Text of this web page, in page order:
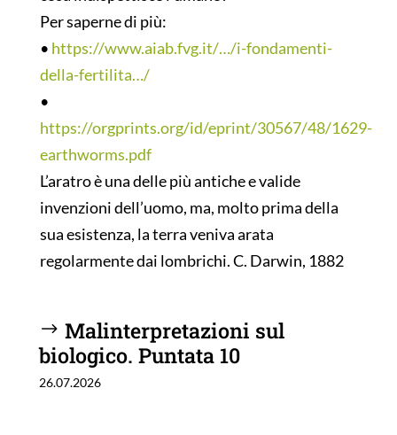
Per saperne di più:
• https://www.aiab.fvg.it/…/i-fondamenti-
della-fertilita…/
•
https://orgprints.org/id/eprint/30567/48/1629-
earthworms.pdf
L’aratro è una delle più antiche e valide
invenzioni dell’uomo, ma, molto prima della
sua esistenza, la terra veniva arata
regolarmente dai lombrichi. C. Darwin, 1882
Malinterpretazioni sul
biologico. Puntata 10
26.07.2026